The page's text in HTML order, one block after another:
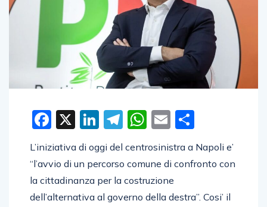
Facebook
X LinkedIn
Telegram
WhatsApp
Email
L’iniziativa di oggi del centrosinistra a Napoli e’
“l’avvio di un percorso comune di confronto con
la cittadinanza per la costruzione
dell’alternativa al governo della destra”. Cosi’ il